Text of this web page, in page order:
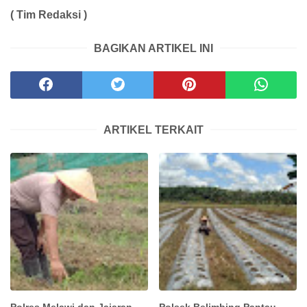
( Tim Redaksi )
BAGIKAN ARTIKEL INI
ARTIKEL TERKAIT